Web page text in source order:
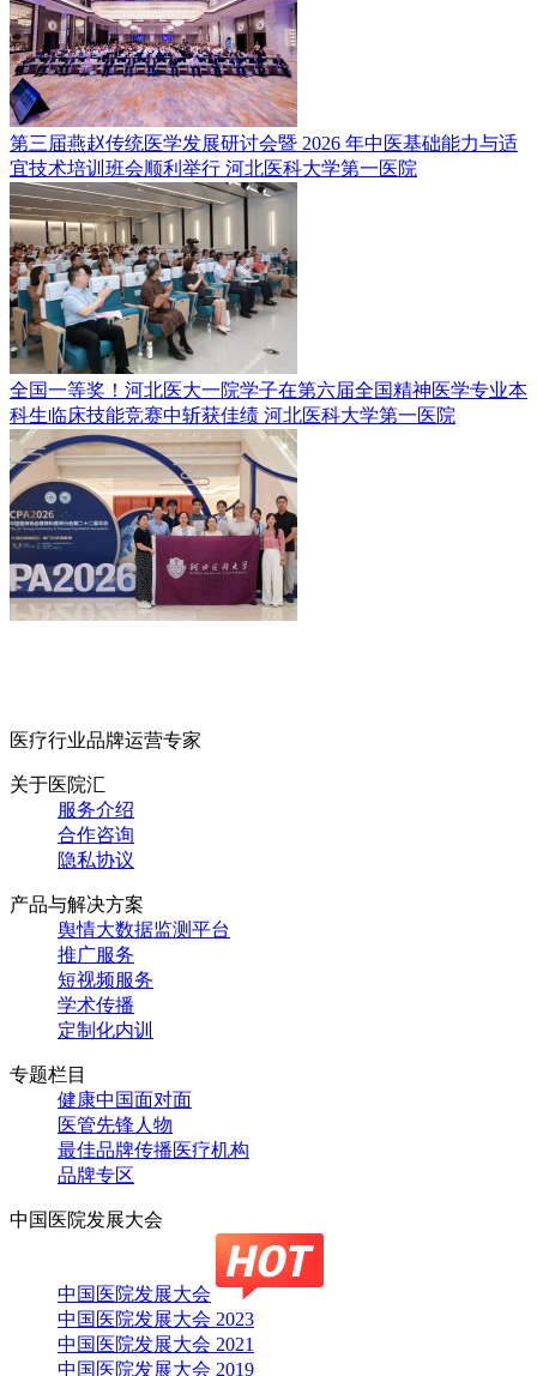
第三届燕赵传统医学发展研讨会暨 2026 年中医基础能力与适
宜技术培训班会顺利举行 河北医科大学第一医院
全国一等奖！河北医大一院学子在第六届全国精神医学专业本
科生临床技能竞赛中斩获佳绩 河北医科大学第一医院
医疗行业品牌运营专家
关于医院汇
服务介绍
合作咨询
隐私协议
产品与解决方案
舆情大数据监测平台
推广服务
短视频服务
学术传播
定制化内训
专题栏目
健康中国面对面
医管先锋人物
最佳品牌传播医疗机构
品牌专区
中国医院发展大会
中国医院发展大会
中国医院发展大会 2023
中国医院发展大会 2021
中国医院发展大会 2019